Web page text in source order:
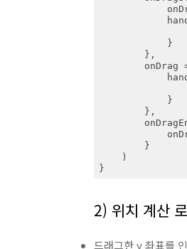
}
2) 위치 계산
드래그한 y 좌표를